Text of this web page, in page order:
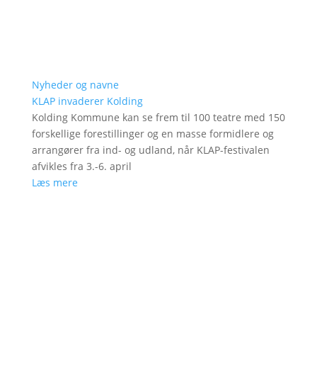
Nyheder og navne
KLAP invaderer Kolding
Kolding Kommune kan se frem til 100 teatre med 150
forskellige forestillinger og en masse formidlere og
arrangører fra ind- og udland, når KLAP-festivalen
afvikles fra 3.-6. april
Læs mere